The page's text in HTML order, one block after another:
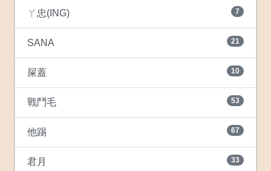
ㄚ忠(ING) 7
SANA 21
屎蓋 10
戰鬥毛 53
他踢 67
君月 33